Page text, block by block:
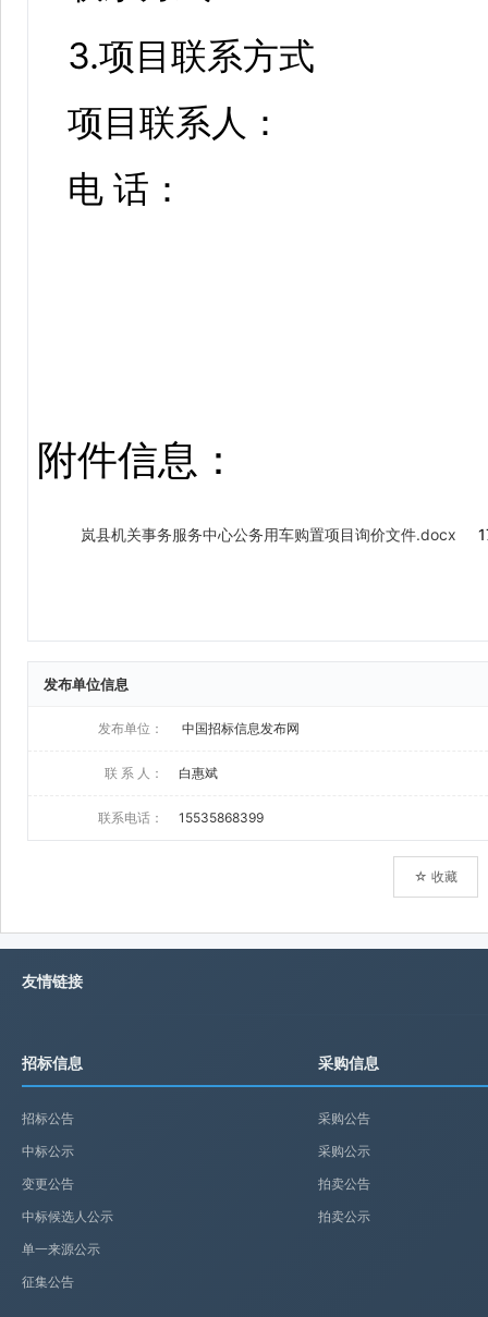
发布单位信息
发布单位： 中国招标信息发布网
联 系 人： 白惠斌
联系电话： 15535868399
☆ 收藏
友情链接
招标信息
招标公告
中标公示
变更公告
中标候选人公示
单一来源公示
征集公告
采购信息
采购公告
采购公示
拍卖公告
拍卖公示